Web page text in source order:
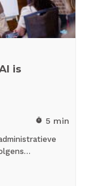
is
timer 5 min